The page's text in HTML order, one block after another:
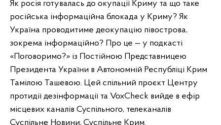
Як росія готувалась до окупації Криму та що таке
російська інформаційна блокада у Криму? Як
Україна проводитиме деокупацію півострова,
зокрема інформаційно? Про це — у подкасті
«Поговоримо?» із Постійною Представницею
Президента України в Автономній Республіці Крим
Тамілою Ташевою. Цей спільний проєкт Центру
протидії дезінформації та VoxCheck вийде в ефір
місцевих каналів Суспільного, телеканалів
Суспільне Новини, Суспільне Крим.